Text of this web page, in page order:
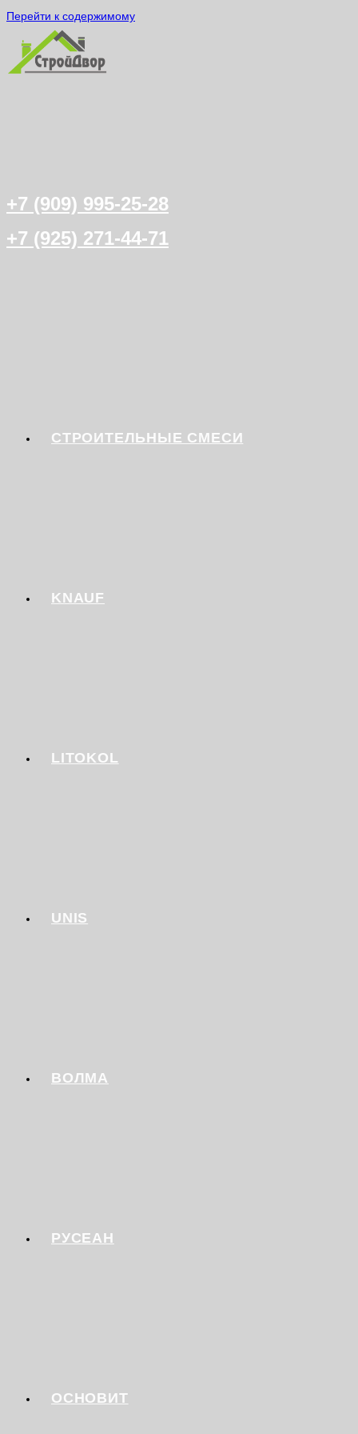
Перейти к содержимому
+7 (909) 995-25-28
+7 (925) 271-44-71
СТРОИТЕЛЬНЫЕ СМЕСИ
KNAUF
LITOKOL
UNIS
ВОЛМА
РУСЕАН
ОСНОВИТ